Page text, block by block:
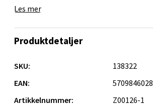
uendelige. Det store håndtaket gjør det
Lengde: 12,5 cm
Bredde: 12 cm
Les mer
Produktdetaljer
SKU:
138322
EAN:
Artikkelnummer:
Z00126-1
Oppdal - Aunasenteret
Aunasenteret, Sunndalsvegen 3,